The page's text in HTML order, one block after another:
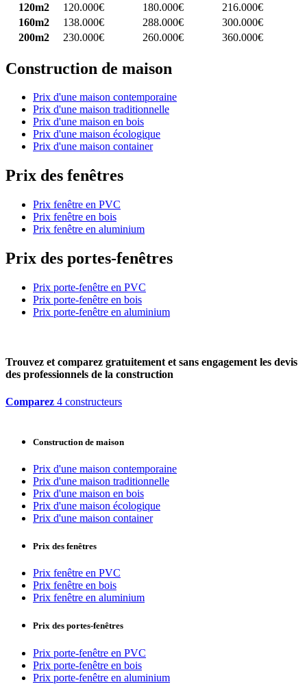
120m2
120.000€ 180.000€
216.000€
160m2
138.000€ 288.000€
300.000€
200m2
230.000€ 260.000€ 360.000€
Construction de maison
Prix d'une maison contemporaine
Prix d'une maison traditionnelle
Prix d'une maison en bois
Prix d'une maison écologique
Prix d'une maison container
Prix des fenêtres
Prix fenêtre en PVC
Prix fenêtre en bois
Prix fenêtre en aluminium
Prix des portes-fenêtres
Prix porte-fenêtre en PVC
Prix porte-fenêtre en bois
Prix porte-fenêtre en aluminium
Trouvez et comparez gratuitement et sans engagement les devis
des professionnels de la construction
Comparez 4 constructeurs
Construction de maison
Prix d'une maison contemporaine
Prix d'une maison traditionnelle
Prix d'une maison en bois
Prix d'une maison écologique
Prix d'une maison container
Prix des fenêtres
Prix fenêtre en PVC
Prix fenêtre en bois
Prix fenêtre en aluminium
Prix des portes-fenêtres
Prix porte-fenêtre en PVC
Prix porte-fenêtre en bois
Prix porte-fenêtre en aluminium